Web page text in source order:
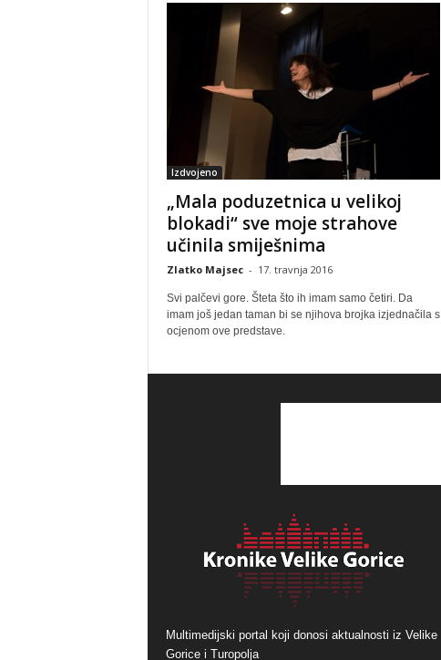
Izdvojeno
„Mala poduzetnica u velikoj
blokadi“ sve moje strahove
učinila smiješnima
Zlatko Majsec - 17. travnja 2016
Svi palčevi gore. Šteta što ih imam samo četiri. Da
imam još jedan taman bi se njihova brojka izjednačila s
ocjenom ove predstave.
Multimedijski portal koji donosi aktualnosti iz Velike
Gorice i Turopolja